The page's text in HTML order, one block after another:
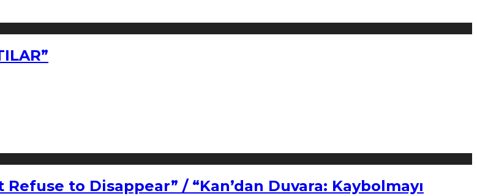
to Disappear” / “Kan’dan Duvara: Kaybolmayı